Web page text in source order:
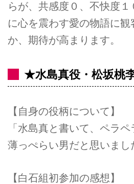
らが、共感度０、不快度１
に心を震わす愛の物語に
か、期待が高まります。
★水島真役・松坂桃
【自身の役柄について】
「水島真と書いて、ペラペ
薄っぺらい男だと思いまし
【白石組初参加の感想】